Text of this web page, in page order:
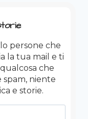
persone che
la tua mail e ti
che
niente
e storie.